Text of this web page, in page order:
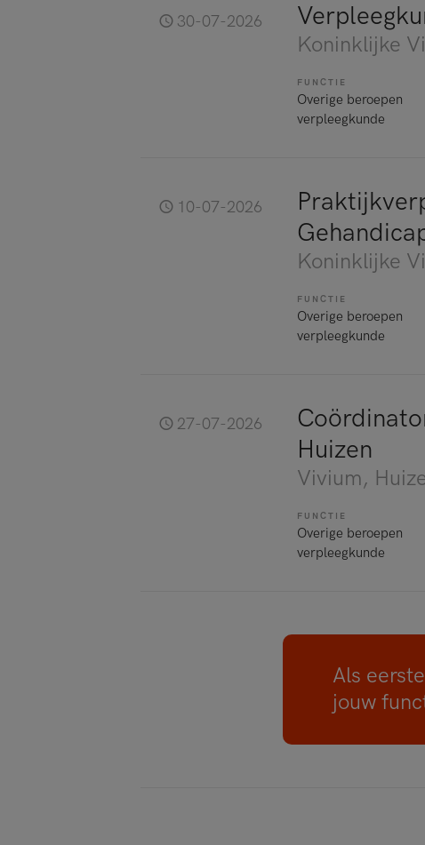
30-07-2026
Koninklijke
FUNCTIE
Overige beroepen
verpleegkunde
10-07-2026
Koninklijke
FUNCTIE
Overige beroepen
verpleegkunde
27-07-2026
Huizen
Vivium,
FUNCTIE
Overige beroepen
verpleegkunde
Als
jouw